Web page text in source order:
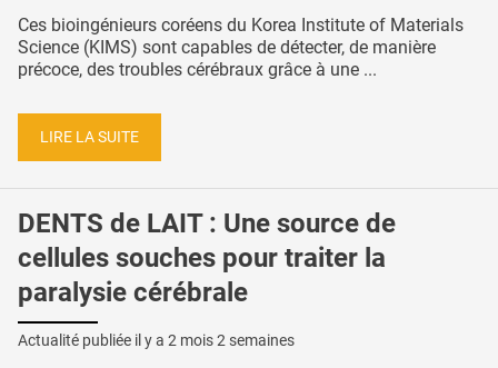
Ces bioingénieurs coréens du Korea Institute of Materials
Science (KIMS) sont capables de détecter, de manière
précoce, des troubles cérébraux grâce à une ...
LIRE LA SUITE
DENTS de LAIT : Une source de
cellules souches pour traiter la
paralysie cérébrale
Actualité publiée il y a 2 mois 2 semaines